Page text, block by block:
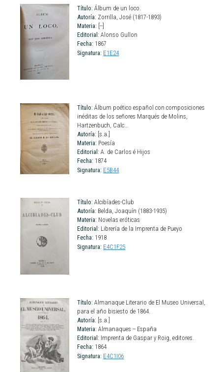
Título: Álbum de un loco.
Autoría: Zorrilla, José (1817-1893)
Materia: [--]
Editorial: Alonso Gullon
Fecha: 1867
Signatura: E1E24
Título: Álbum poético español con composiciones
inéditas de los señores Marqués de Molins,
Hartzenbuch, Calc...
Autoría: [s.a.]
Materia: Poesía
Editorial: A. de Carlos é Hijos
Fecha: 1874
Signatura: E5B44
Título: Alcibíades-Club
Autoría: Belda, Joaquín (1883-1935)
Materia: Novelas eróticas
Editorial: Librería de la Imprenta de Pueyo
Fecha: 1918
Signatura: E4C1F25
Título: Almanaque Literario de El Museo Universal,
para el año bisiesto de 1864.
Autoría: [s.a.]
Materia: Almanaques -- España
Editorial: Imprenta de Gaspar y Roig, editores.
Fecha: 1864
Signatura: E4C1I06